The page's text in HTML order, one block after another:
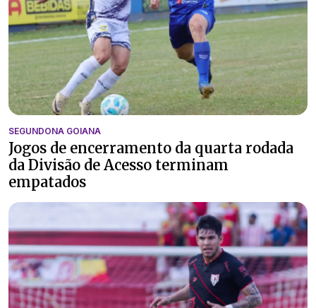
SEGUNDONA GOIANA
Jogos de encerramento da quarta rodada
da Divisão de Acesso terminam
empatados